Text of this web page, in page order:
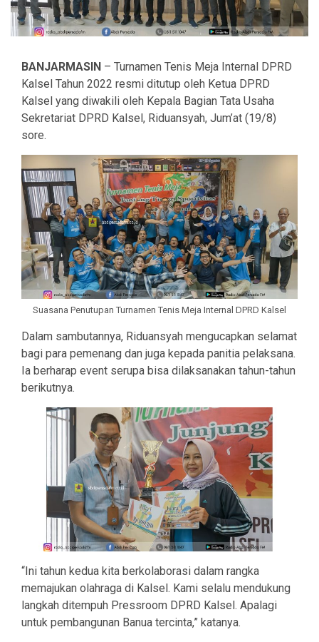
BANJARMASIN – Turnamen Tenis Meja Internal DPRD
Kalsel Tahun 2022 resmi ditutup oleh Ketua DPRD
Kalsel yang diwakili oleh Kepala Bagian Tata Usaha
Sekretariat DPRD Kalsel, Riduansyah, Jum’at (19/8)
sore.
Suasana Penutupan Turnamen Tenis Meja Internal DPRD Kalsel
Dalam sambutannya, Riduansyah mengucapkan selamat
bagi para pemenang dan juga kepada panitia pelaksana.
Ia berharap event serupa bisa dilaksanakan tahun-tahun
berikutnya.
“Ini tahun kedua kita berkolaborasi dalam rangka
memajukan olahraga di Kalsel. Kami selalu mendukung
langkah ditempuh Pressroom DPRD Kalsel. Apalagi
untuk pembangunan Banua tercinta,” katanya.